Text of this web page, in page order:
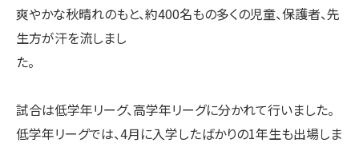
爽やかな秋晴れのもと、約400名もの多くの児童、保護者、先
生方が汗を流しまし
た。
試合は低学年リーグ、高学年リーグに分かれて行いました。
低学年リーグでは、4月に入学したばかりの1年生も出場しま